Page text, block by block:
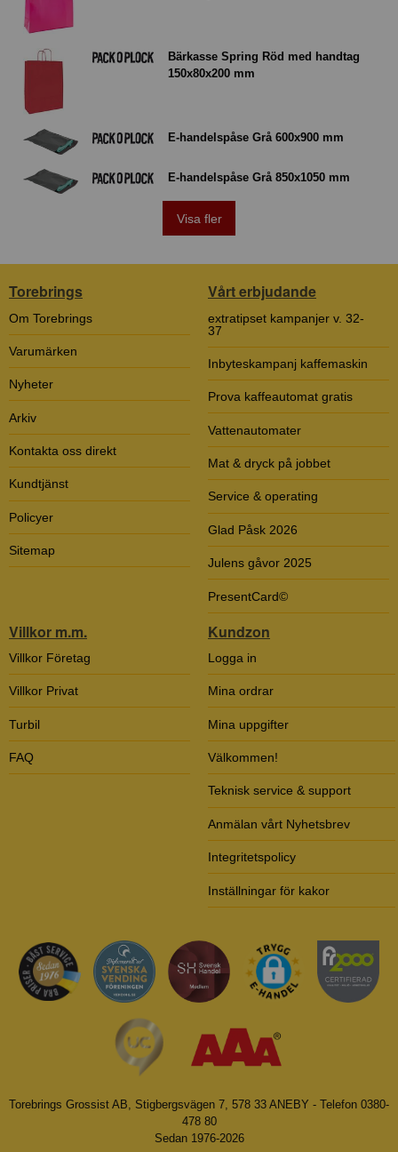
Bärkasse Spring Röd med handtag
150x80x200 mm
E-handelspåse Grå 600x900 mm
E-handelspåse Grå 850x1050 mm
Visa fler
Torebrings
Om Torebrings
Varumärken
Nyheter
Arkiv
Kontakta oss direkt
Kundtjänst
Policyer
Sitemap
Vårt erbjudande
extratipset kampanjer v. 32-
37
Inbyteskampanj kaffemaskin
Prova kaffeautomat gratis
Vattenautomater
Mat & dryck på jobbet
Service & operating
Glad Påsk 2026
Julens gåvor 2025
PresentCard©
Villkor m.m.
Villkor Företag
Villkor Privat
Turbil
FAQ
Kundzon
Logga in
Mina ordrar
Mina uppgifter
Välkommen!
Teknisk service & support
Anmälan vårt Nyhetsbrev
Integritetspolicy
Inställningar för kakor
Torebrings Grossist AB, Stigbergsvägen 7, 578 33 ANEBY - Telefon 0380-
478 80
Sedan 1976-2026